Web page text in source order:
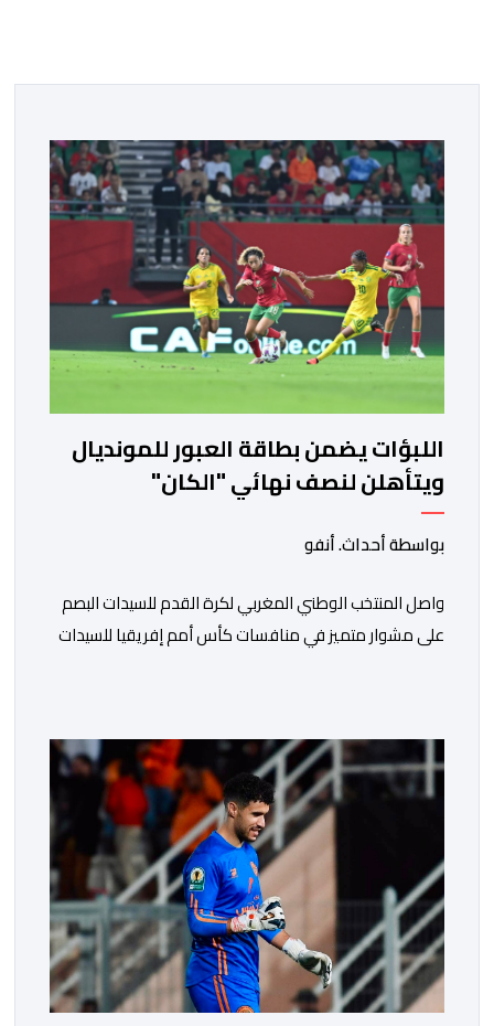
اللبؤات يضمن بطاقة العبور للمونديال
ويتأهلن لنصف نهائي "الكان"
بواسطة أحداث. أنفو
واصل المنتخب الوطني المغربي لكرة القدم للسيدات البصم
على مشوار متميز في منافسات كأس أمم إفريقيا للسيدات
التي جمعتهما، مساء اليوم السبت على أرضية ملعب مولاي
الحسن بالرباط، برسم الدور ربع النهائي، ليضمن بذلك رسميا
مشاركته […]